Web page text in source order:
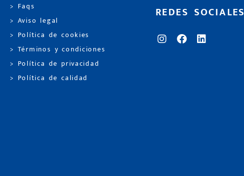
> Faqs
> Aviso legal
> Política de cookies
> Términos y condiciones
> Política de privacidad
> Política de calidad
REDES SOCIALES